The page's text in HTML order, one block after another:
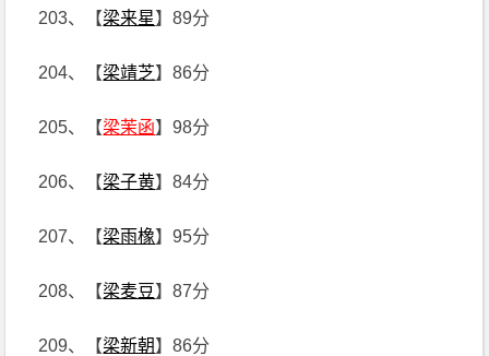
203、【梁来星】89分
204、【梁靖芝】86分
205、【梁茉函】98分
206、【梁子黄】84分
207、【梁雨橡】95分
208、【梁麦豆】87分
209、【梁新朝】86分